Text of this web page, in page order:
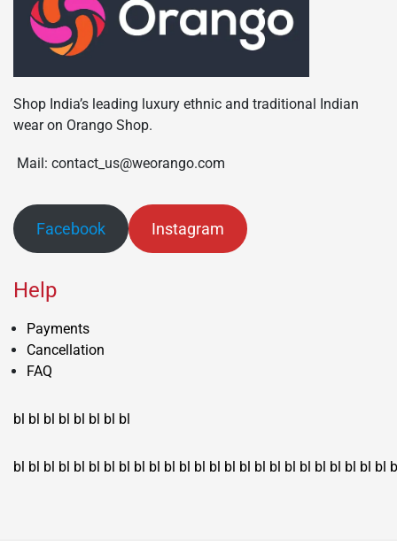
Shop India’s leading luxury ethnic and traditional Indian
wear on Orango Shop.
Mail: contact_us@weorango.com
Facebook Instagram
Help
Payments
Cancellation
FAQ
bl bl bl bl bl bl bl bl
bl bl bl bl bl bl bl bl bl bl bl bl bl bl bl bl bl bl bl bl bl bl bl bl bl